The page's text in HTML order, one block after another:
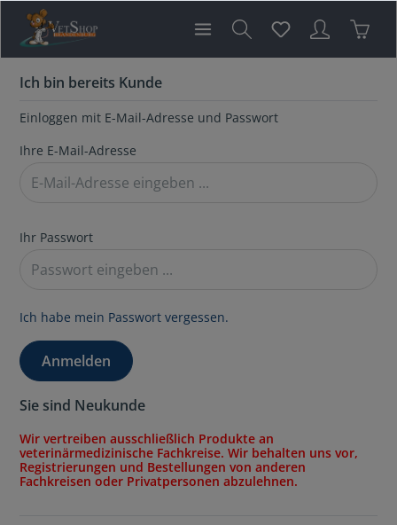
springen
Ich bin bereits Kunde
Einloggen mit E-Mail-Adresse und Passwort
Ihre E-Mail-Adresse
Ihr Passwort
Ich habe mein Passwort vergessen.
Anmelden
Sie sind Neukunde
Wir vertreiben ausschließlich Produkte an
veterinärmedizinische Fachkreise. Wir behalten uns vor,
Registrierungen und Bestellungen von anderen
Fachkreisen oder Privatpersonen abzulehnen.